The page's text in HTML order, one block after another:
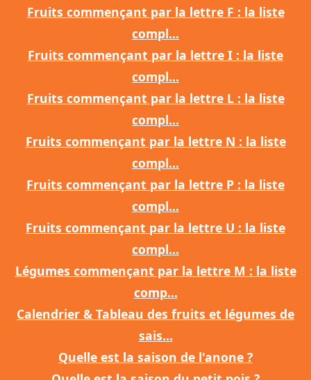
Fruits commençant par la lettre F : la liste
compl...
Fruits commençant par la lettre I : la liste
compl...
Fruits commençant par la lettre L : la liste
compl...
Fruits commençant par la lettre N : la liste
compl...
Fruits commençant par la lettre P : la liste
compl...
Fruits commençant par la lettre U : la liste
compl...
Légumes commençant par la lettre M : la liste
comp...
Calendrier & Tableau des fruits et légumes de
sais...
Quelle est la saison de l'anone ?